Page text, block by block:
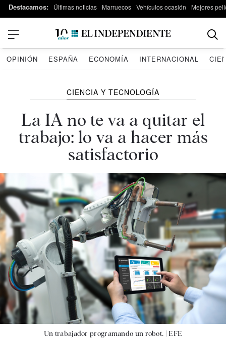
Destacamos: Últimas noticias Marruecos Vehículos ocasión Mejores
OPINIÓN ESPAÑA ECONOMÍA INTERNACIONAL
CIENCIA Y TECNOLOGÍA
La IA no te va a quitar el
trabajo: lo va a hacer más
satisfactorio
Un trabajador programando un robot. |EFE